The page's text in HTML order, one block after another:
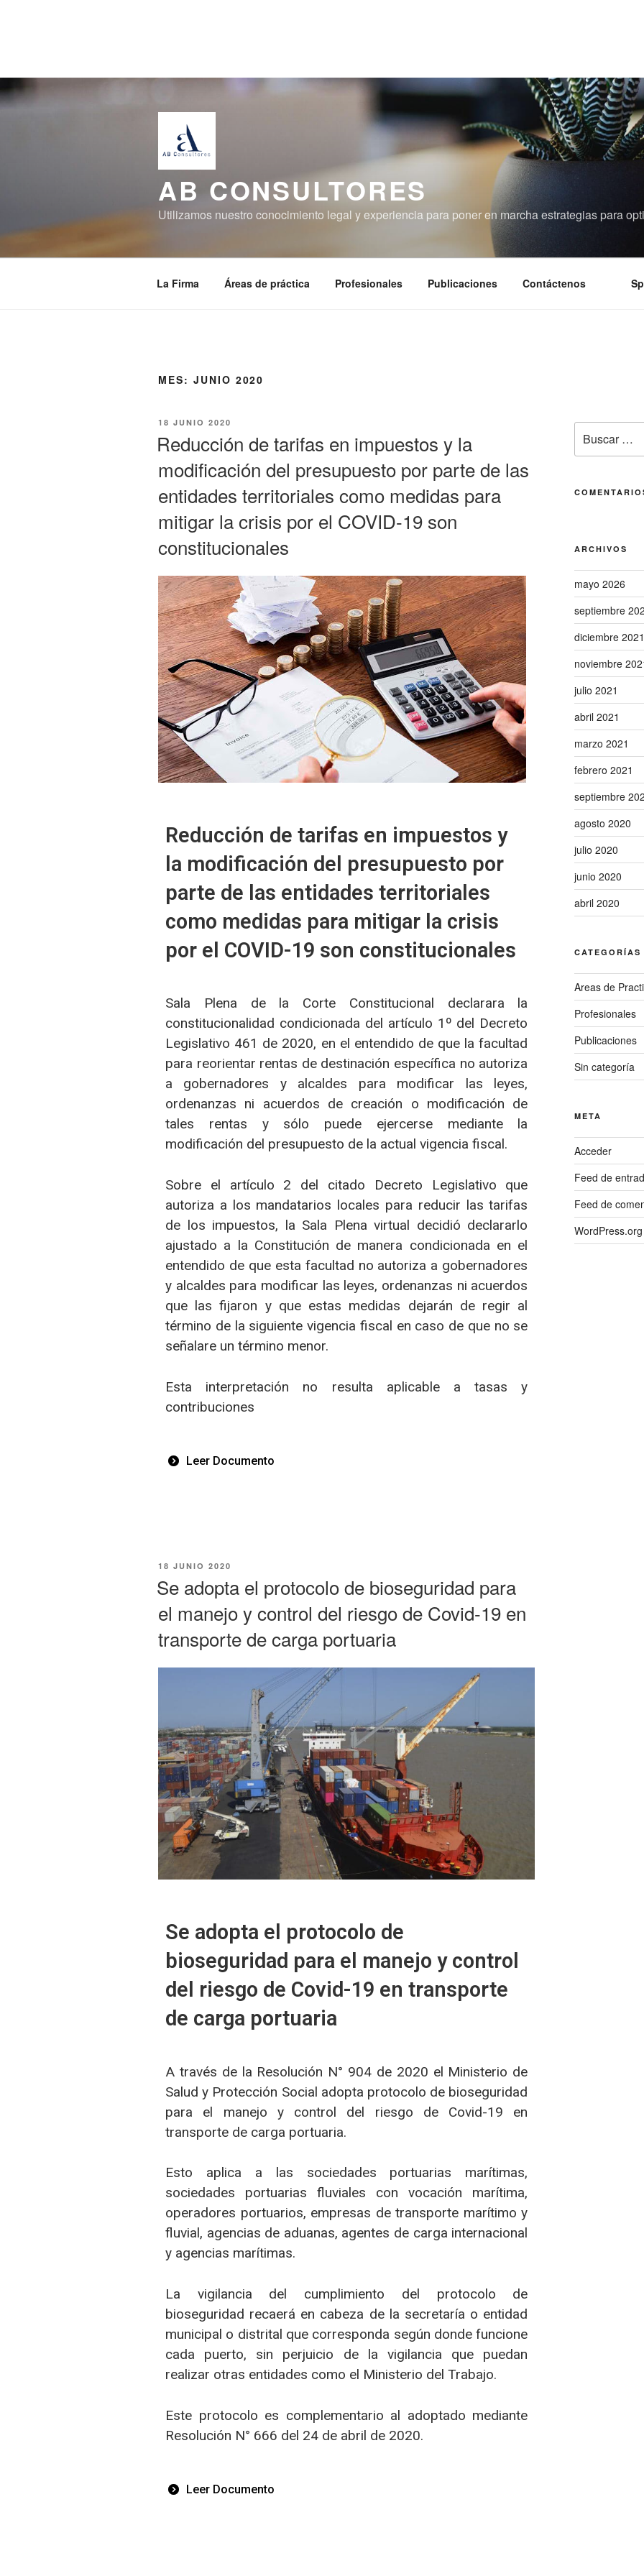
AB CONSULTORES
Utilizamos nuestro conocimiento legal y experiencia para poner en marcha estrategias para
La Firma Áreas de práctica Profesionales Publicaciones Contáctenos
MES: JUNIO 2020
18 JUNIO 2020
Reducción de tarifas en impuestos y la
modificación del presupuesto por parte de las
entidades territoriales como medidas para
mitigar la crisis por el COVID-19 son
constitucionales
Reducción de tarifas en impuestos y
la modificación del presupuesto por
parte de las entidades territoriales
como medidas para mitigar la crisis
por el COVID-19 son constitucionales
Sala Plena de la Corte Constitucional declarara la
constitucionalidad condicionada del artículo 1º del Decreto
Legislativo 461 de 2020, en el entendido de que la facultad
para reorientar rentas de destinación específica no autoriza
a gobernadores y alcaldes para modificar las leyes,
ordenanzas ni acuerdos de creación o modificación de
tales rentas y sólo puede ejercerse mediante la
modificación del presupuesto de la actual vigencia fiscal.
Sobre el artículo 2 del citado Decreto Legislativo que
autoriza a los mandatarios locales para reducir las tarifas
de los impuestos, la Sala Plena virtual decidió declararlo
ajustado a la Constitución de manera condicionada en el
entendido de que esta facultad no autoriza a gobernadores
y alcaldes para modificar las leyes, ordenanzas ni acuerdos
que las fijaron y que estas medidas dejarán de regir al
término de la siguiente vigencia fiscal en caso de que no se
señalare un término menor.
Esta interpretación no resulta aplicable a tasas y
contribuciones
Leer Documento
18 JUNIO 2020
Se adopta el protocolo de bioseguridad para
el manejo y control del riesgo de Covid-19 en
transporte de carga portuaria
Se adopta el protocolo de
bioseguridad para el manejo y control
del riesgo de Covid-19 en transporte
de carga portuaria
A través de la Resolución N° 904 de 2020 el Ministerio de
Salud y Protección Social adopta protocolo de bioseguridad
para el manejo y control del riesgo de Covid-19 en
transporte de carga portuaria.
Esto aplica a las sociedades portuarias marítimas,
sociedades portuarias fluviales con vocación marítima,
operadores portuarios, empresas de transporte marítimo y
fluvial, agencias de aduanas, agentes de carga internacional
y agencias marítimas.
La vigilancia del cumplimiento del protocolo de
bioseguridad recaerá en cabeza de la secretaría o entidad
municipal o distrital que corresponda según donde funcione
cada puerto, sin perjuicio de la vigilancia que puedan
realizar otras entidades como el Ministerio del Trabajo.
Este protocolo es complementario al adoptado mediante
Resolución N° 666 del 24 de abril de 2020.
Leer Documento
ARCHIVOS
mayo 2026
septiembre
diciembre 2021
noviembre
julio 2021
abril 2021
marzo 2021
febrero 2021
septiembre
agosto 2020
julio 2020
junio 2020
abril 2020
CATEGORÍAS
Areas de
Profesionales
Publicaciones
Sin categoría
META
Acceder
Feed de
Feed de
WordPress.org